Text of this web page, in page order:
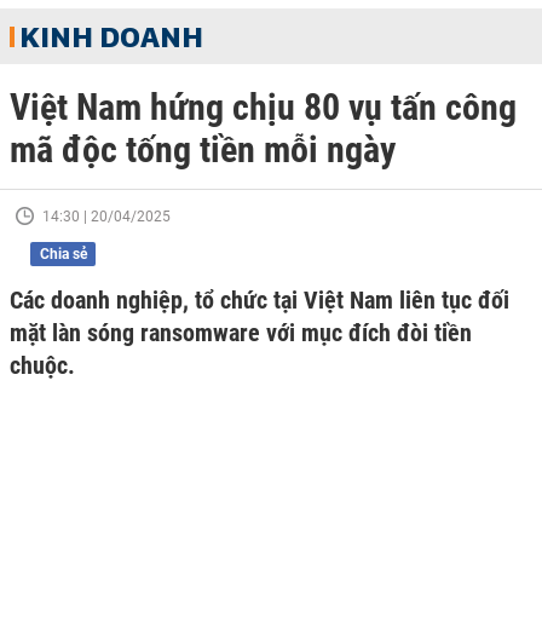
KINH DOANH
Việt Nam hứng chịu 80 vụ tấn công
mã độc tống tiền mỗi ngày
14:30 | 20/04/2025
Chia sẻ
Các doanh nghiệp, tổ chức tại Việt Nam liên tục đối
mặt làn sóng ransomware với mục đích đòi tiền
chuộc.